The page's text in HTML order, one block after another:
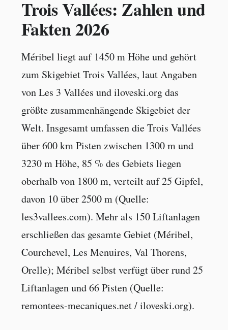
Trois Vallées: Zahlen und
Fakten 2026
Méribel liegt auf 1450 m Höhe und gehört
zum Skigebiet Trois Vallées, laut Angaben
von Les 3 Vallées und iloveski.org das
größte zusammenhängende Skigebiet der
Welt. Insgesamt umfassen die Trois Vallées
über 600 km Pisten zwischen 1300 m und
3230 m Höhe, 85 % des Gebiets liegen
oberhalb von 1800 m, verteilt auf 25 Gipfel,
davon 10 über 2500 m (Quelle:
les3vallees.com). Mehr als 150 Liftanlagen
erschließen das gesamte Gebiet (Méribel,
Courchevel, Les Menuires, Val Thorens,
Orelle); Méribel selbst verfügt über rund 25
Liftanlagen und 66 Pisten (Quelle:
remontees-mecaniques.net / iloveski.org).